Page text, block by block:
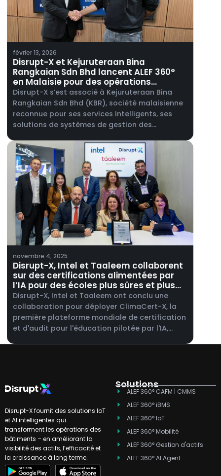
février 13, 2026
Disrupt-X et Kejuruteraan Bina
Rangkaian Sdn Bhd lancent ALEF 360°
en Malaisie pour des opérations
intégrées de gestion des bâtiments.
Disrupt-X s’est associé à Kejuruteraan Bina
Rangkaian Sdn Bhd (KBR), société malaisienne
reconnue pour ses services intelligents, ses
solutions de systèmes de gestion des
télécommunications, afin de lancer ALEF 360°,
sa plateforme intégrée dédiée à l’immobilier
commercial et aux opérations des
installations, en Malaisie.
novembre 4, 2025
Disrupt-X, Intel et Taaleem collaborent
sur des certifications alimentées par
l’IA pour des écoles plus sûres et plus
intelligentes.
Disrupt-X, Intel et Taaleem ont conclu une
collaboration pour déployer ClimaCert-X, la
première plateforme mondiale de certification
et d'audit pour l'éducation pilotée par l'IA,
Disrupt-X fournit des solutions IoT
et AI intelligentes qui
transforment les opérations des
bâtiments – en améliorant la
visibilité des actifs, l’efficacité et
la croissance à long terme.
Solutions
ALEF 360° CAFM | CMMS
ALEF 360° iBMS
ALEF 360° IoT
ALEF 360° Mobilité
ALEF 360° Gestion d'actifs
ALEF 360° AI Agent